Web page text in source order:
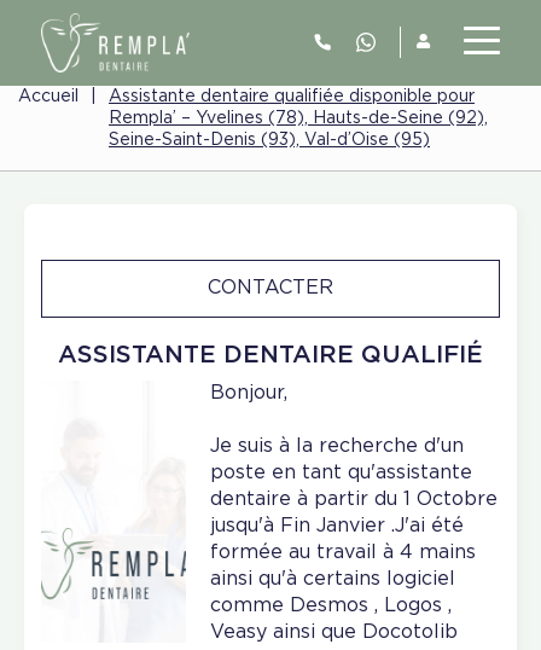
Accueil
Assistante dentaire qualifiée disponible pour
Rempla’ – Yvelines (78), Hauts-de-Seine (92),
Seine-Saint-Denis (93), Val-d’Oise (95)
ASSISTANTE DENTAIRE QUALIFIÉ
CONTACTER
Bonjour,
Je suis à la recherche d'un
poste en tant qu'assistante
dentaire à partir du 1 Octobre
jusqu'à Fin Janvier .J'ai été
formée au travail à 4 mains
ainsi qu'à certains logiciel
comme Desmos , Logos ,
Veasy ainsi que Docotolib